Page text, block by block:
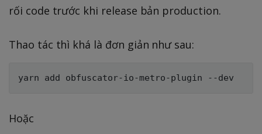
rối code trước khi release bản production.
Thao tác thì khá là đơn giản như sau:
Hoặc